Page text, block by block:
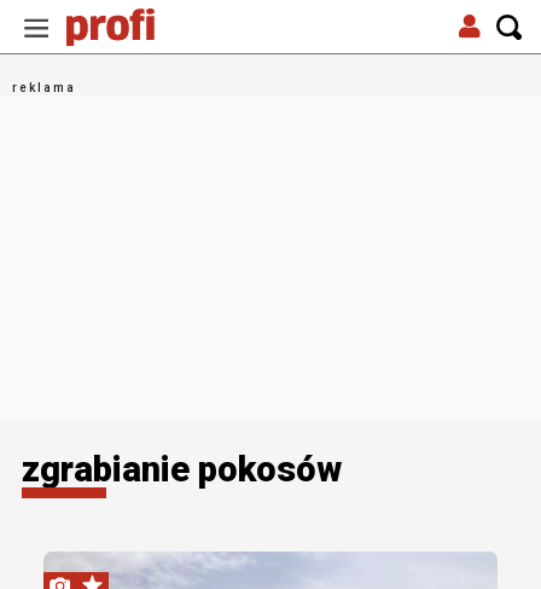
zgrabianie pokosów